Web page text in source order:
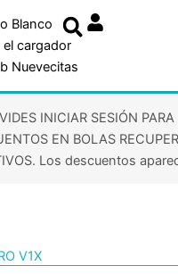
INICIAR SESIÓN
EN BOLAS
Los descuentos